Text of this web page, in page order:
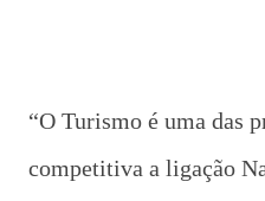
“O Turismo é uma das
competitiva a ligação